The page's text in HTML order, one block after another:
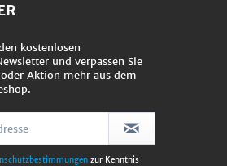
kostenlosen
und verpassen Sie
Aktion mehr aus dem
zur Kenntnis